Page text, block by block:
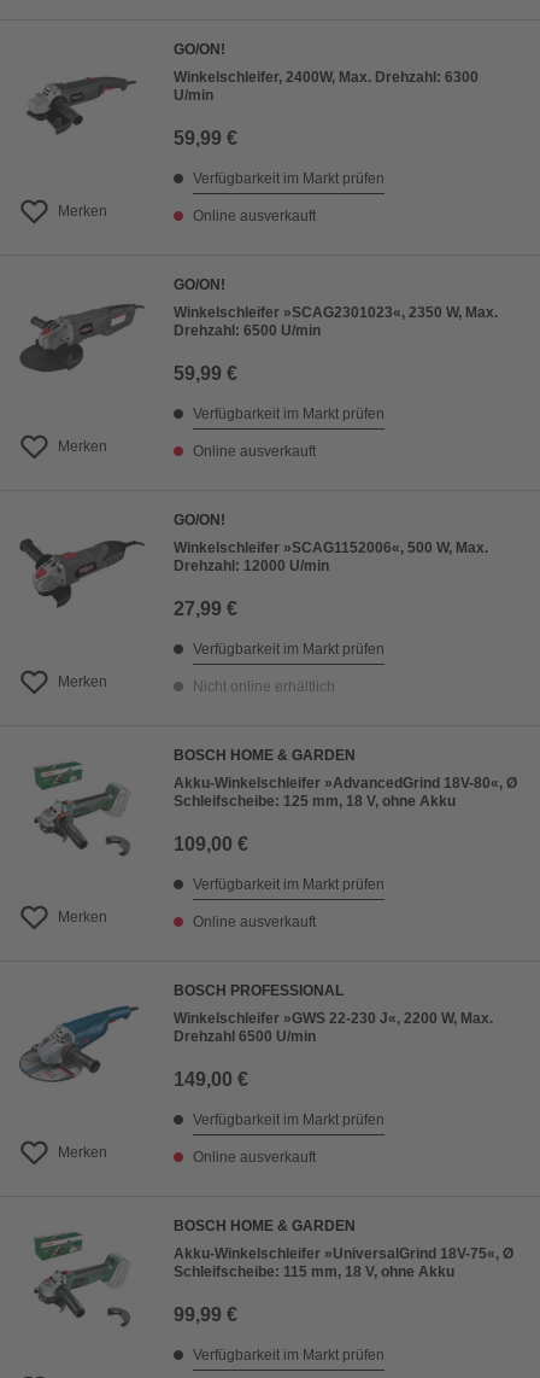
Merken
GO/ON!
Winkelschleifer, 2400W, Max. Drehzahl: 6300
U/min
59,99 €
Verfügbarkeit im Markt prüfen
Online ausverkauft
Merken
GO/ON!
Winkelschleifer »SCAG2301023«, 2350 W, Max.
Drehzahl: 6500 U/min
59,99 €
Verfügbarkeit im Markt prüfen
Online ausverkauft
Merken
GO/ON!
Winkelschleifer »SCAG1152006«, 500 W, Max.
Drehzahl: 12000 U/min
27,99 €
Verfügbarkeit im Markt prüfen
Nicht online erhältlich
Merken
BOSCH HOME & GARDEN
Akku-Winkelschleifer »AdvancedGrind 18V-80«, Ø
Schleifscheibe: 125 mm, 18 V, ohne Akku
109,00 €
Verfügbarkeit im Markt prüfen
Online ausverkauft
Merken
BOSCH PROFESSIONAL
Winkelschleifer »GWS 22-230 J«, 2200 W, Max.
Drehzahl 6500 U/min
149,00 €
Verfügbarkeit im Markt prüfen
Online ausverkauft
BOSCH HOME & GARDEN
Akku-Winkelschleifer »UniversalGrind 18V-75«, Ø
Schleifscheibe: 115 mm, 18 V, ohne Akku
99,99 €
Verfügbarkeit im Markt prüfen